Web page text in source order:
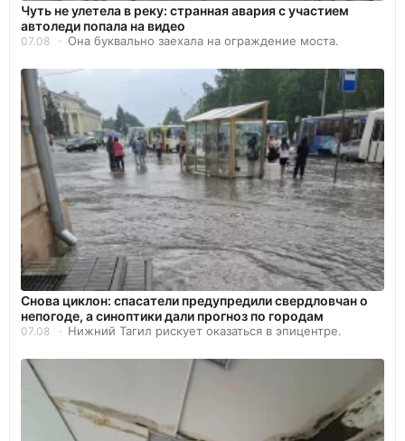
Чуть не улетела в реку: странная авария с участием
автоледи попала на видео
07.08 Она буквально заехала на ограждение моста.
Снова циклон: спасатели предупредили свердловчан о
непогоде, а синоптики дали прогноз по городам
07.08 Нижний Тагил рискует оказаться в эпицентре.